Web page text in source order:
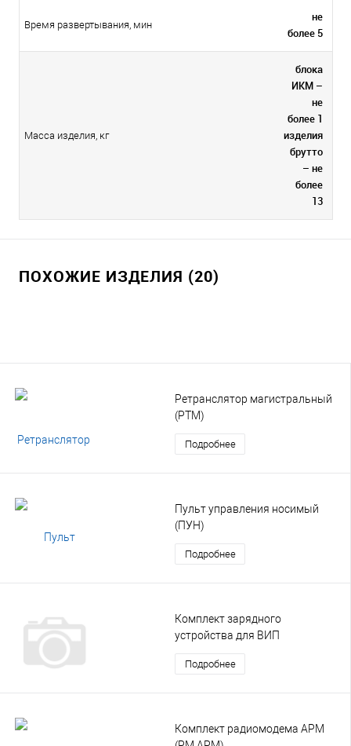
Время развертывания, мин
не
более 5
Масса изделия, кг
блока
ИКМ –
не
более 1
изделия
брутто
– не
более
13
ПОХОЖИЕ ИЗДЕЛИЯ (20)
Ретранслятор магистральный
(РТМ)
Подробнее
Пульт управления носимый
(ПУН)
Подробнее
Комплект зарядного
устройства для ВИП
Подробнее
Комплект радиомодема АРМ